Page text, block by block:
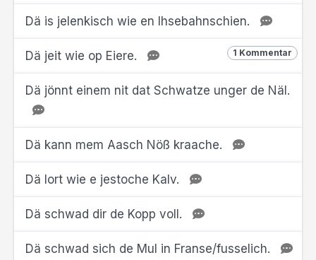
Dä is jelenkisch wie en Ihsebahnschien.
1 Kommentar
Dä jeit wie op Eiere.
Dä jönnt einem nit dat Schwatze unger de Näl.
Dä kann mem Aasch Nöß kraache.
Dä lort wie e jestoche Kalv.
Dä schwad dir de Kopp voll.
Dä schwad sich de Mul in Franse/fusselich.